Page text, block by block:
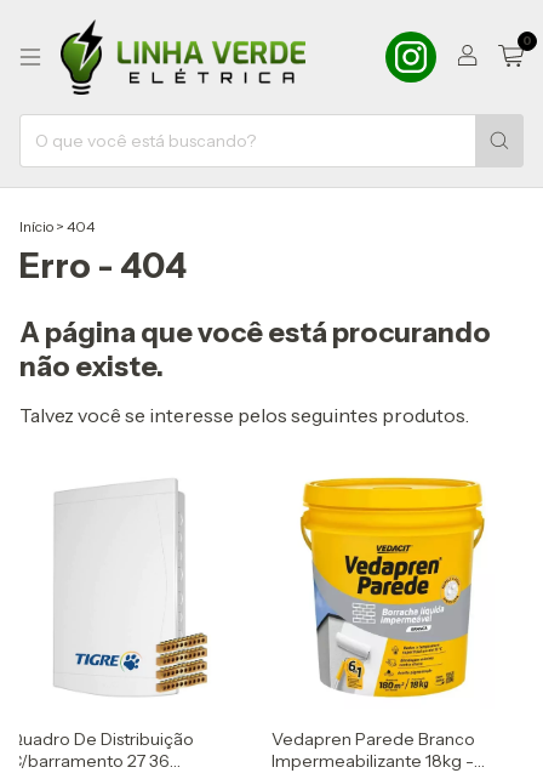
0
Início > 404
Erro - 404
A página que você está procurando
não existe.
Talvez você se interesse pelos seguintes produtos.
Quadro De Distribuição
C/barramento 27 36
Vedapren Parede Branco
Impermeabilizante 18kg -